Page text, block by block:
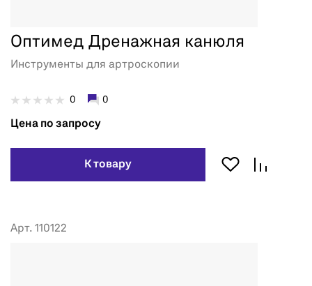
Оптимед Дренажная канюля
Инструменты для артроскопии
0 0
Цена по запросу
К товару
Арт. 110122